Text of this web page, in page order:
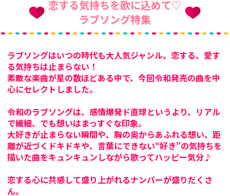
恋する気持ちを歌に込めて♡
ラブソング特集
ラブソングはいつの時代も大人気ジャンル。恋する、愛す
る気持ちは止まらない！
素敵な楽曲が星の数ほどある中で、今回令和発売の曲を中
心にセレクトしました。
令和のラブソングは、感情爆発ド直球というより、リアル
で繊細、でも想いはまっすぐな印象。
大好きが止まらない瞬間や、胸の奥からあふれる想い、距
離が近づくドキドキや、言葉にできない“好き”の気持ちを
描いた曲をキュンキュンしながら歌ってハッピー気分♪
恋する心に共感して盛り上がれるナンバーが盛りだくさ
ん。